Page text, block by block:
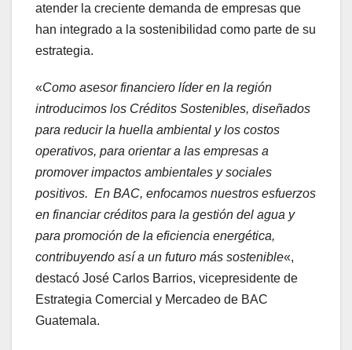
atender la creciente demanda de empresas que
han integrado a la sostenibilidad como parte de su
estrategia.
«Como asesor financiero líder en la región
introducimos los Créditos Sostenibles, diseñados
para reducir la huella ambiental y los costos
operativos, para orientar a las empresas a
promover impactos ambientales y sociales
positivos. En BAC, enfocamos nuestros esfuerzos
en financiar créditos para la gestión del agua y
para promoción de la eficiencia energética,
contribuyendo así a un futuro más sostenible«,
destacó José Carlos Barrios, vicepresidente de
Estrategia Comercial y Mercadeo de BAC
Guatemala.